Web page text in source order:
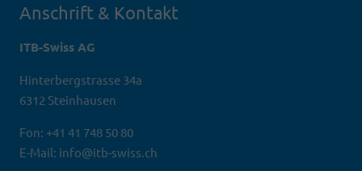
Anschrift & Kontakt
ITB-Swiss AG
Hinterbergstrasse 34a
6312 Steinhausen
Fon: +41 41 748 50 80
E-Mail: info@itb-swiss.ch